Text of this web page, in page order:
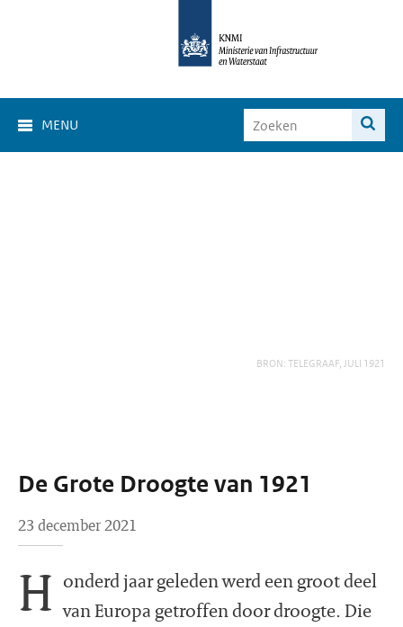
MENU
BRON: TELEGRAAF, JULI 1921
De Grote Droogte van 1921
23 december 2021
H onderd jaar geleden werd een groot deel
van Europa getroffen door droogte. Die